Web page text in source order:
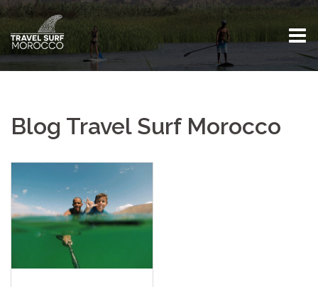
Skip
content
Blog Travel Surf Morocco